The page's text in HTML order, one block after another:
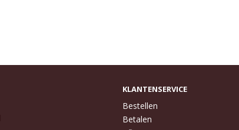
KLANTENSERVICE
Bestellen
Betalen